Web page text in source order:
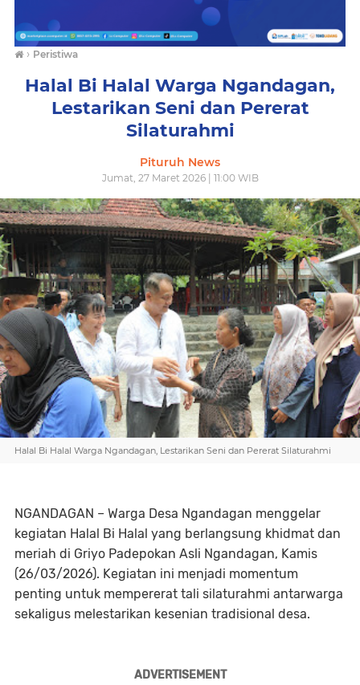
› Peristiwa
Halal Bi Halal Warga Ngandagan,
Lestarikan Seni dan Pererat
Silaturahmi
Pituruh News
Jumat, 27 Maret 2026 | 11:00 WIB
Halal Bi Halal Warga Ngandagan, Lestarikan Seni dan Pererat Silaturahmi
NGANDAGAN – Warga Desa Ngandagan menggelar
kegiatan Halal Bi Halal yang berlangsung khidmat dan
meriah di Griyo Padepokan Asli Ngandagan, Kamis
(26/03/2026). Kegiatan ini menjadi momentum
penting untuk mempererat tali silaturahmi antarwarga
sekaligus melestarikan kesenian tradisional desa.
ADVERTISEMENT